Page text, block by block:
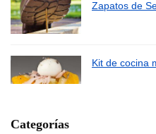
Zapatos de
Kit de cocina
Categorías